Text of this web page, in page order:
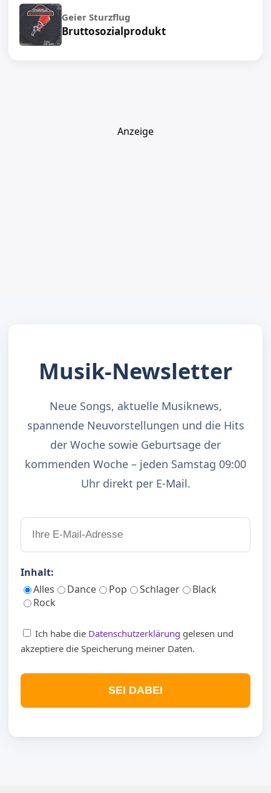
Geier Sturzflug
Bruttosozialprodukt
Anzeige
Musik-Newsletter
Neue Songs, aktuelle Musiknews,
spannende Neuvorstellungen und die Hits
der Woche sowie Geburtsage der
kommenden Woche – jeden Samstag 09:00
Uhr direkt per E-Mail.
Inhalt:
Alles
Dance Pop Schlager
Black
Rock
Ich habe die Datenschutzerklärung gelesen und
akzeptiere die Speicherung meiner Daten.
SEI DABEI